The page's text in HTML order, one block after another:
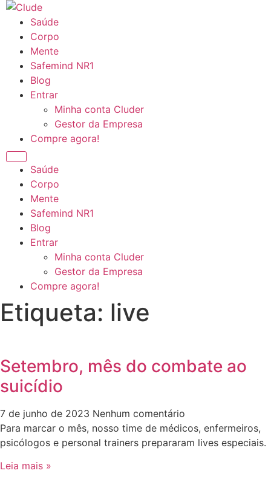
conteúdo
Saúde
Corpo
Mente
Safemind NR1
Blog
Entrar
Minha conta Cluder
Gestor da Empresa
Compre agora!
Saúde
Corpo
Mente
Safemind NR1
Blog
Entrar
Minha conta Cluder
Gestor da Empresa
Compre agora!
Etiqueta: live
Setembro, mês do combate ao
suicídio
7 de junho de 2023 Nenhum comentário
Para marcar o mês, nosso time de médicos, enfermeiros,
psicólogos e personal trainers prepararam lives especiais.
Leia mais »